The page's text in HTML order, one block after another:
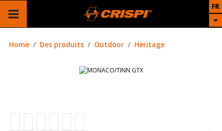
FR
Home Des produits Outdoor Heritage